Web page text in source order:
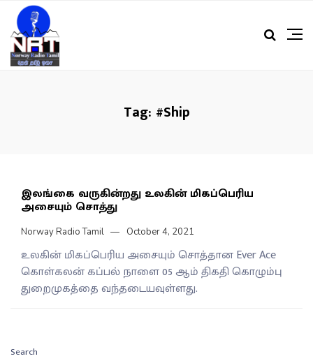
Tag: #Ship
இலங்கை வருகின்றது உலகின் மிகப்பெரிய
அசையும் சொத்து
Norway Radio Tamil October 4, 2021
உலகின் மிகப்பெரிய அசையும் சொத்தான Ever Ace
கொள்கலன் கப்பல் நாளை 05 ஆம் திகதி கொழும்பு
துறைமுகத்தை வந்தடையவுள்ளது.
Search